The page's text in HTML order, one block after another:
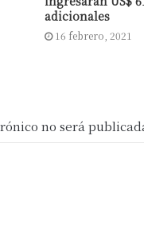
adicionales
16 febrero, 2021
no será